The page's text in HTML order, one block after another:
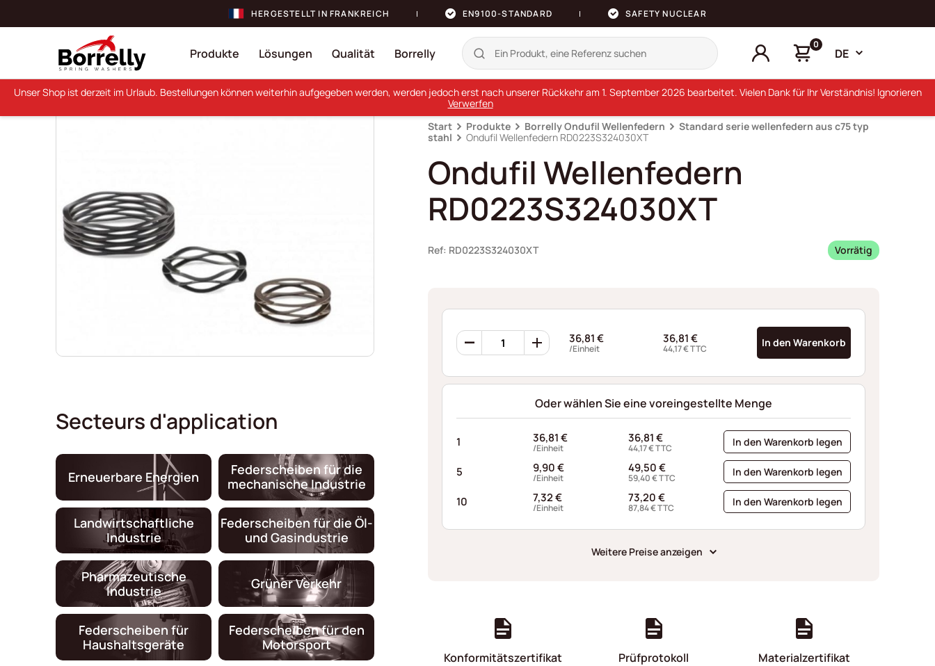
HERGESTELLT IN FRANKREICH EN9100-STANDARD SAFETY NUCLEAR
Produkte Lösungen Qualität Borrelly
0
DE
Secteurs d'application
Erneuerbare Energien
Federscheiben für die
mechanische Industrie
Landwirtschaftliche
Industrie
Federscheiben für die Öl-
und Gasindustrie
Pharmazeutische
Industrie
Grüner Verkehr
Federscheiben für
Haushaltsgeräte
Federscheiben für den
Motorsport
Start Produkte Borrelly Ondufil Wellenfedern
Standard serie wellenfedern aus c75 typ
stahl
Ondufil Wellenfedern RD0223S324030XT
Ondufil Wellenfedern
RD0223S324030XT
Ref: RD0223S324030XT Vorrätig
Ondufil
Wellenfedern
Menge
36,81€
/Einheit
36,81€
44,17€TTC In den Warenkorb
Oder wählen Sie eine voreingestellte Menge
1 36,81€
/Einheit
36,81€
44,17€TTC In den Warenkorb legen
5 9,90€
/Einheit
49,50€
59,40€TTC In den Warenkorb legen
10 7,32€
/Einheit
73,20€
87,84€TTC In den Warenkorb legen
Weitere Preise anzeigen
Konformitätszertifikat
Prüfprotokoll
Materialzertifikat
Unser Shop ist derzeit im Urlaub. Bestellungen können weiterhin aufgegeben werden, werden jedoch erst nach unserer Rückkehr am 1. September 2026 bearbeitet. Vielen Dank für Ihr Verständnis! Ignorieren
Verwerfen